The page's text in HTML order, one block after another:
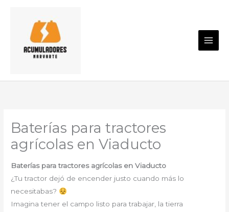
contenido
Baterías para tractores
agrícolas en Viaducto
Baterías para tractores agrícolas en Viaducto
¿Tu tractor dejó de encender justo cuando más lo
necesitabas?
Imagina tener el campo listo para trabajar, la tierra